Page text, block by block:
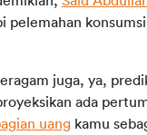
pelemahan
juga, ya,
ada
uang kamu